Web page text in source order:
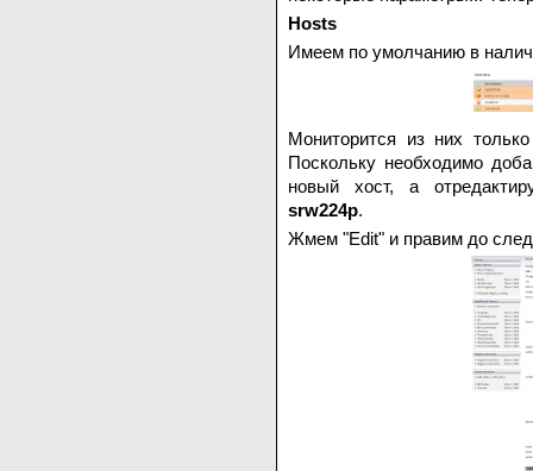
Hosts
Имеем по умолчанию в
Мониторится из них
Поскольку необходимо
новый хост, а
srw224p.
Жмем "Edit" и правим до